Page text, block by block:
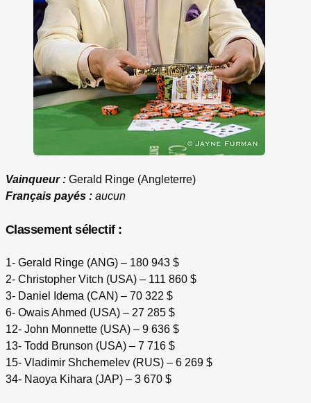
Vainqueur : Gerald Ringe (Angleterre)
Français payés : aucun
Classement sélectif :
1- Gerald Ringe (ANG) – 180 943 $
2- Christopher Vitch (USA) – 111 860 $
3- Daniel Idema (CAN) – 70 322 $
6- Owais Ahmed (USA) – 27 285 $
12- John Monnette (USA) – 9 636 $
13- Todd Brunson (USA) – 7 716 $
15- Vladimir Shchemelev (RUS) – 6 269 $
34- Naoya Kihara (JAP) – 3 670 $